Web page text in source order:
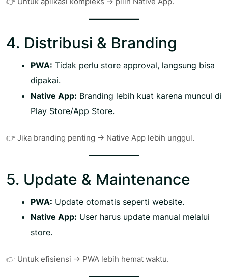
4. Distribusi & Branding
PWA: Tidak perlu store approval, langsung bisa
dipakai.
Native App: Branding lebih kuat karena muncul di
Play Store/App Store.
👉 Jika branding penting → Native App lebih unggul.
5. Update & Maintenance
PWA: Update otomatis seperti website.
Native App: User harus update manual melalui
store.
👉 Untuk efisiensi → PWA lebih hemat waktu.